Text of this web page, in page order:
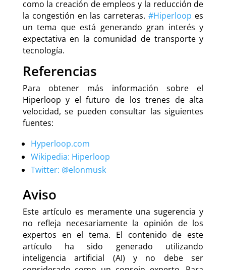
como la creación de empleos y la reducción de
la congestión en las carreteras.#Hiperloop es
un tema que está generando gran interés y
expectativa en la comunidad de transporte y
tecnología.
Referencias
Para obtener más información sobre el
Hiperloop y el futuro de los trenes de alta
velocidad, se pueden consultar las siguientes
fuentes:
Hyperloop.com
Wikipedia: Hiperloop
Twitter: @elonmusk
Aviso
Este artículo es meramente una sugerencia y
no refleja necesariamente la opinión de los
expertos en el tema. El contenido de este
artículo ha sido generado utilizando
inteligencia artificial (AI) y no debe ser